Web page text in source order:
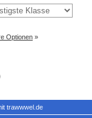
Optionen »
trawwwel.de